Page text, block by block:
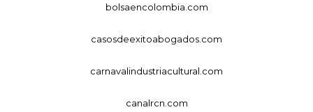
bolsaencolombia.com
casosdeexitoabogados.com
carnavalindustriacultural.com
canalrcn.com